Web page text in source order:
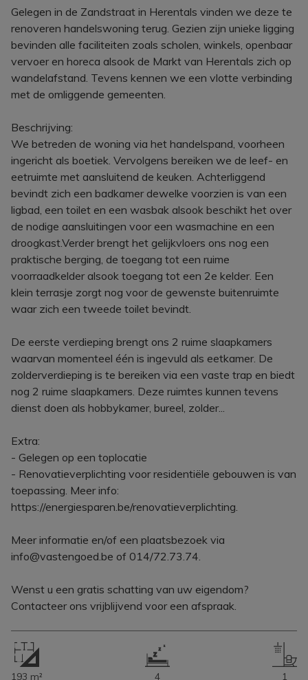
Gelegen in de Zandstraat in Herentals vinden we deze te
renoveren handelswoning terug. Gezien zijn unieke ligging
bevinden alle faciliteiten zoals scholen, winkels, openbaar
vervoer en horeca alsook de Markt van Herentals zich op
wandelafstand. Tevens kennen we een vlotte verbinding
met de omliggende gemeenten.
Beschrijving:
We betreden de woning via het handelspand, voorheen
ingericht als boetiek. Vervolgens bereiken we de leef- en
eetruimte met aansluitend de keuken. Achterliggend
bevindt zich een badkamer dewelke voorzien is van een
ligbad, een toilet en een wasbak alsook beschikt het over
de nodige aansluitingen voor een wasmachine en een
droogkast.Verder brengt het gelijkvloers ons nog een
praktische berging, de toegang tot een ruime
voorraadkelder alsook toegang tot een 2e kelder. Een
klein terrasje zorgt nog voor de gewenste buitenruimte
waar zich een tweede toilet bevindt.
De eerste verdieping brengt ons 2 ruime slaapkamers
waarvan momenteel één is ingevuld als eetkamer. De
zolderverdieping is te bereiken via een vaste trap en biedt
nog 2 ruime slaapkamers. Deze ruimtes kunnen tevens
dienst doen als hobbykamer, bureel, zolder...
Extra:
- Gelegen op een toplocatie
- Renovatieverplichting voor residentiële gebouwen is van
toepassing. Meer info:
https://energiesparen.be/renovatieverplichting.
Meer informatie en/of een plaatsbezoek via
info@vastengoed.be of 014/72.73.74.
Wenst u een gratis schatting van uw eigendom?
Contacteer ons vrijblijvend voor een afspraak.
193 m² 4 1